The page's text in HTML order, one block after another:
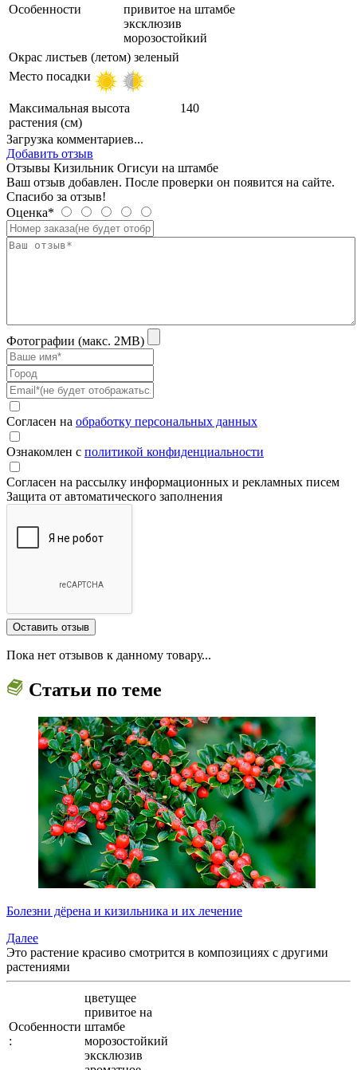
Особенности
привитое на штамбе
эксклюзив
морозостойкий
Окрас листьев (летом) зеленый
Место посадки
Максимальная высота
растения (см)
140
Загрузка комментариев...
Добавить отзыв
Отзывы Кизильник Огисуи на штамбе
Ваш отзыв добавлен. После проверки он появится на сайте.
Спасибо за отзыв!
Оценка*
Фотографии (макс. 2MB)
Согласен на обработку персональных данных
Ознакомлен с политикой конфиденциальности
Согласен на рассылку информационных и рекламных писем
Защита от автоматического заполнения
Пока нет отзывов к данному товару...
Статьи по теме
Болезни дёрена и кизильника и их лечение
Далее
Это растение красиво смотрится в композициях с другими
растениями
Особенности
:
цветущее
привитое на
штамбе
морозостойкий
эксклюзив